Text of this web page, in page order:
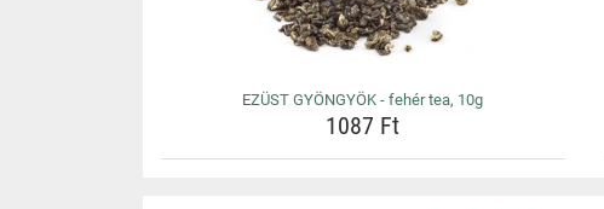
EZÜST GYÖNGYÖK - fehér tea, 10g
1087 Ft